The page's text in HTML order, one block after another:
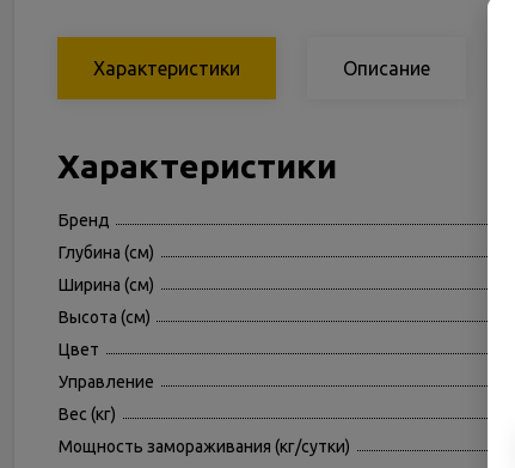
Характеристики Описание
Характеристики
Бренд
Глубина (см)
Ширина (см)
Высота (см)
Цвет
Управление
Вес (кг)
Мощность замораживания (кг/cутки)